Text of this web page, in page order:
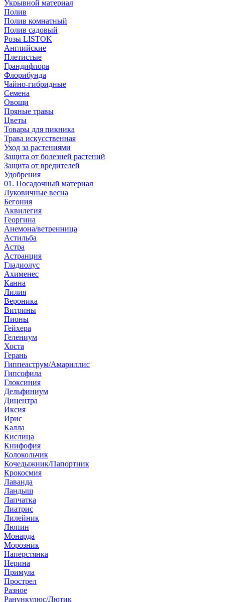
Укрывной материал
Полив
Полив комнатный
Полив садовый
Розы LISTOK
Английские
Плетистые
Грандифлора
Флорибунда
Чайно-гибридные
Семена
Овощи
Пряные травы
Цветы
Товары для пикника
Трава искусственная
Уход за растениями
Защита от болезней растений
Защита от вредителей
Удобрения
01. Посадочный материал
Луковичные весна
Бегония
Аквилегия
Георгина
Анемона/ветренница
Астильба
Астра
Астранция
Гладиолус
Ахименес
Канна
Лилия
Вероника
Витрины
Пионы
Гейхера
Гелениум
Хоста
Герань
Гиппеаструм/Амариллис
Гипсофила
Глоксиния
Дельфиниум
Дицентра
Иксия
Ирис
Калла
Кислица
Книфофия
Колокольчик
Кочедыжник/Папортник
Крокосмия
Лаванда
Ландыш
Лапчатка
Лиатрис
Лилейник
Люпин
Монарда
Морозник
Наперстянка
Нерина
Примула
Прострел
Разное
Ранункулюс/Лютик